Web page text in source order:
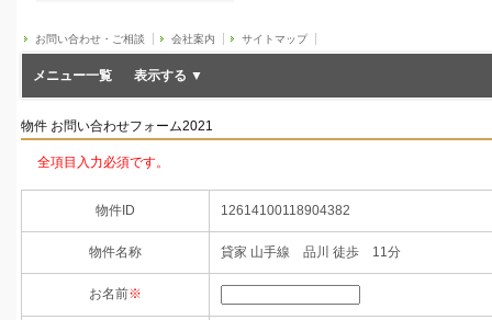
お問い合わせ・ご相談 会社案内 サイトマップ
メニュー一覧
物件 お問い合わせフォーム2021
全項目入力必須です。
物件ID 12614100118904382
物件名称 貸家 山手線 品川 徒歩 11分
お名前※